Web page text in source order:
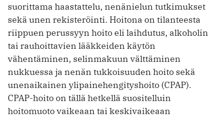
suorittama haastattelu, nenänielun tutkimukset
sekä unen rekisteröinti. Hoitona on tilanteesta
riippuen perussyyn hoito eli laihdutus, alkoholin
tai rauhoittavien lääkkeiden käytön
vähentäminen, selinmakuun välttäminen
nukkuessa ja nenän tukkoisuuden hoito sekä
unenaikainen ylipainehengityshoito (CPAP).
CPAP-hoito on tällä hetkellä suositelluin
hoitomuoto vaikeaan tai keskivaikeaan